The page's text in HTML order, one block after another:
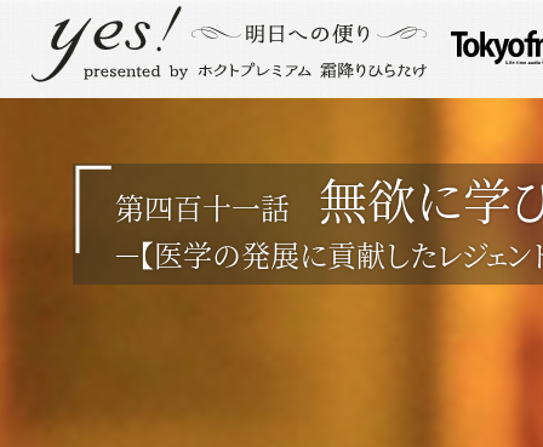
第四百十一話 無欲に学
－【医学の発展に貢献したレジェン